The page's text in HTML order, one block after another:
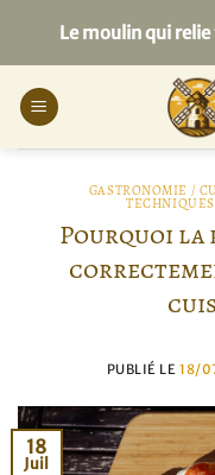
contenu
Le moulin qui
GASTRONOMIE /
Pourquoi la
PUBLIÉ LE18/
18
Juil